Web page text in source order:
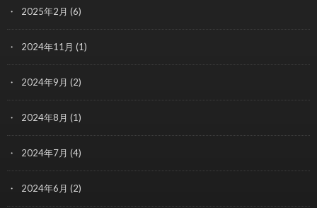
2025年2月 (6)
2024年11月 (1)
2024年9月 (2)
2024年8月 (1)
2024年7月 (4)
2024年6月 (2)